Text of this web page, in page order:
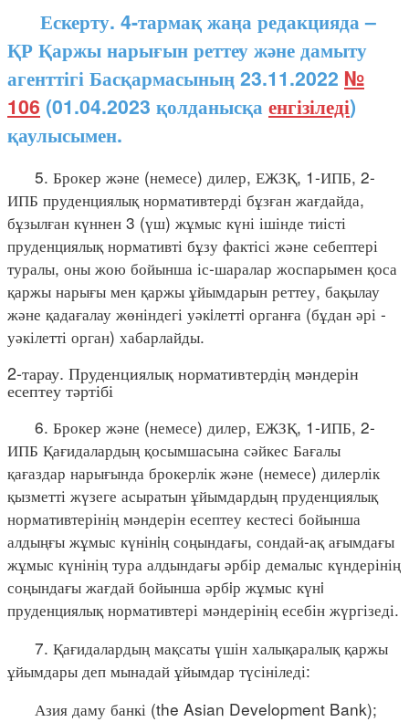
Ескерту. 4-тармақ жаңа редакцияда –
ҚР Қаржы нарығын реттеу және дамыту
агенттігі Басқармасының 23.11.2022 №
106 (01.04.2023 қолданысқа енгізіледі)
қаулысымен.
5. Брокер және (немесе) дилер, ЕЖЗҚ, 1-ИПБ, 2-
ИПБ пруденциялық нормативтерді бұзған жағдайда,
бұзылған күннен 3 (үш) жұмыс күні ішінде тиісті
пруденциялық нормативті бұзу фактісі және себептері
туралы, оны жою бойынша іс-шаралар жоспарымен қоса
қаржы нарығы мен қаржы ұйымдарын реттеу, бақылау
және қадағалау жөніндегі уәкiлеттi органға (бұдан әрі -
уәкілетті орган) хабарлайды.
2-тарау. Пруденциялық нормативтердің мәндерін
есептеу тәртібі
6. Брокер және (немесе) дилер, ЕЖЗҚ, 1-ИПБ, 2-
ИПБ Қағидалардың қосымшасына сәйкес Бағалы
қағаздар нарығында брокерлік және (немесе) дилерлік
қызметті жүзеге асыратын ұйымдардың пруденциялық
нормативтерінің мәндерін есептеу кестесі бойынша
алдыңғы жұмыс күнінiң соңындағы, сондай-ақ ағымдағы
жұмыс күнінің тура алдындағы әрбір демалыс күндерінің
соңындағы жағдай бойынша әрбiр жұмыс күнi
пруденциялық нормативтері мәндерінің есебін жүргізеді.
7. Қағидалардың мақсаты үшін халықаралық қаржы
ұйымдары деп мынадай ұйымдар түсініледі:
Азия даму банкі (the Asian Development Bank);